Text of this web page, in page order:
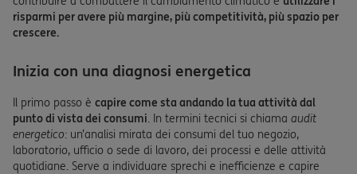
risparmi per avere più margine, più competitività, più spazio per
crescere.
Inizia con una diagnosi energetica
Il primo passo è capire come sta andando la tua attività dal
punto di vista dei consumi. In termini tecnici si chiama audit
energetico: un’analisi mirata dei consumi del tuo negozio,
laboratorio, ufficio o sede di lavoro, dei processi e delle attività
quotidiane. Serve a individuare sprechi e inefficienze e capire